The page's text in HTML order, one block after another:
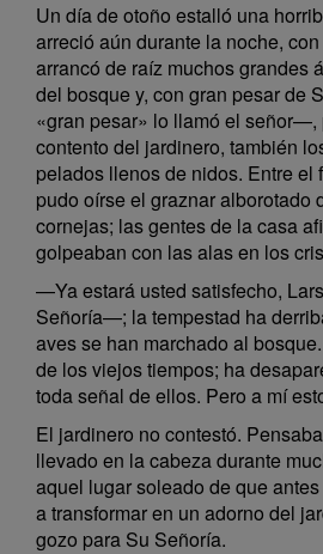
Un día de otoño estalló una
arreció aún durante la noche,
arrancó de raíz muchos grandes
del bosque y, con gran pesar de
«gran pesar» lo llamó el señor—,
contento del jardinero, también
pelados llenos de nidos. Entre el
pudo oírse el graznar alborotado
cornejas; las gentes de la casa
golpeaban con las alas en los
—Ya estará usted satisfecho,
Señoría—; la tempestad ha
aves se han marchado al
de los viejos tiempos; ha
toda señal de ellos. Pero a mí
El jardinero no contestó.
llevado en la cabeza durante
aquel lugar soleado de que
a transformar en un adorno del
gozo para Su Señoría.